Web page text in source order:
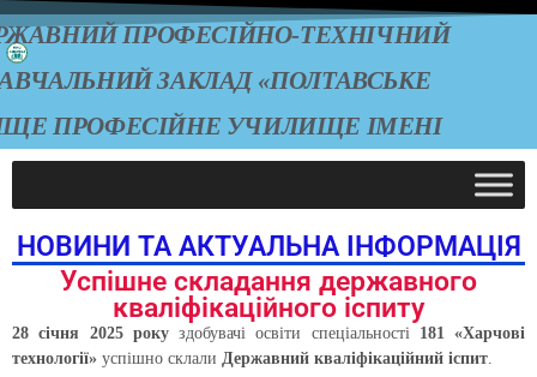
ПРОФЕСІЙНО-ТЕХНІЧНИЙ
ЗАКЛАД «ПОЛТАВСЬКЕ
ПРОФЕСІЙНЕ УЧИЛИЩЕ ІМЕНІ
НОВИНИ ТА АКТУАЛЬНА ІНФОРМАЦІЯ
Успішне складання державного
кваліфікаційного іспиту
28 січня 2025 рокуздобувачі освіти спеціальності 181 «Харчові
технології» успішно склали Державний кваліфікаційний іспит.